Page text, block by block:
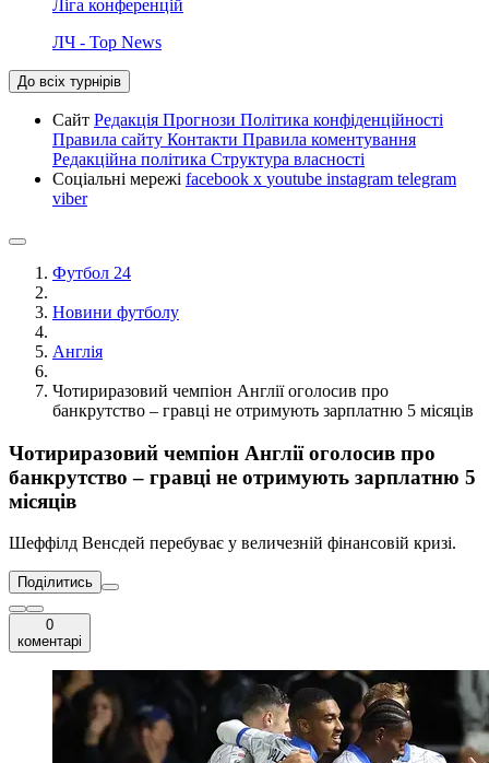
Ліга конференцій
ЛЧ - Top News
До всіх турнірів
Сайт Редакція Прогнози Політика конфіденційності
Правила сайту Контакти Правила коментування
Редакційна політика Структура власності
Соціальні мережі facebook x youtube instagram telegram
viber
Футбол 24
Новини футболу
Англія
Чотириразовий чемпіон Англії оголосив про
банкрутство – гравці не отримують зарплатню 5 місяців
Чотириразовий чемпіон Англії оголосив про
банкрутство – гравці не отримують зарплатню 5
місяців
Шеффілд Венсдей перебуває у величезній фінансовій кризі.
Поділитись
0
коментарі